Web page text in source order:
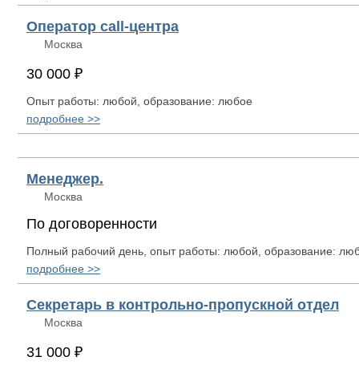
Оператор call-центра
Москва
30 000 ₽
Опыт работы: любой, образование: любое
подробнее >>
Менеджер.
Москва
По договоренности
Полный рабочий день, опыт работы: любой, образование:
подробнее >>
Секретарь в контрольно-пропускной отдел
Москва
31 000 ₽